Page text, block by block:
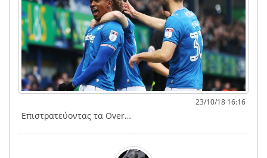
23/10/18 16:16
Επιστρατεύοντας τα Over…